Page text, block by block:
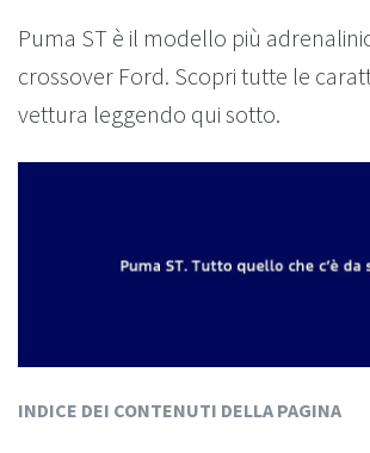
Puma ST è il modello più
crossover Ford. Scopri tutte le
vettura leggendo qui sotto.
INDICE DEI CONTENUTI DELLA PAGINA